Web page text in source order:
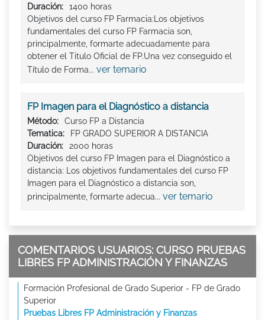
Duración:
1400 horas
Objetivos del curso FP Farmacia:Los objetivos
fundamentales del curso FP Farmacia son,
principalmente, formarte adecuadamente para
obtener el Titulo Oficial de FP.Una vez conseguido el
Título de Forma... ver temario
FP Imagen para el Diagnóstico a distancia
Método:
Curso FP a Distancia
Tematica:
FP GRADO SUPERIOR A DISTANCIA
Duración:
2000 horas
Objetivos del curso FP Imagen para el Diagnóstico a
distancia: Los objetivos fundamentales del curso FP
Imagen para el Diagnóstico a distancia son,
principalmente, formarte adecua... ver temario
COMENTARIOS USUARIOS: CURSO PRUEBAS
LIBRES FP ADMINISTRACIÓN Y FINANZAS
Formación Profesional de Grado Superior - FP de Grado
Superior
Pruebas Libres FP Administración y Finanzas